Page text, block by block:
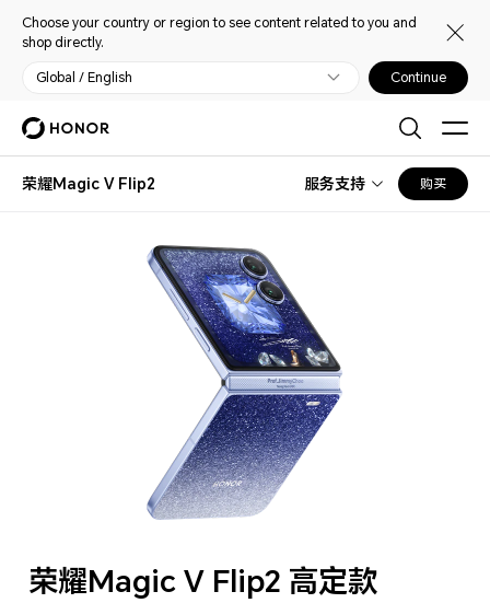
Choose your country or region to see content related to you and
shop directly.
Global / English Continue
荣耀Magic V Flip2 服务支持 购买
荣耀Magic V Flip2 高定款